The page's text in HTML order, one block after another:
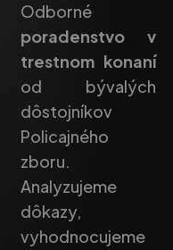
Odborné
poradenstvo v
trestnom konaní
od bývalých
dôstojníkov
Policajného
zboru.
Analyzujeme
dôkazy,
vyhodnocujeme